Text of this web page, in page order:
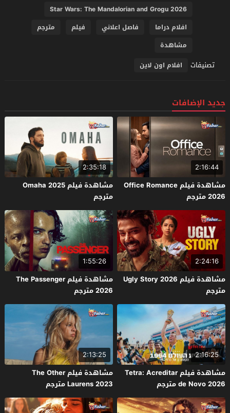
Star Wars: The Mandalorian and Grogu 2026
افلام دراما
فاصل اعلاني فيلم
مترجم
مشاهدة
تصنيفات افلام اون لاين
جديد الإضافات
2:16:44
مشاهدة فيلم Office Romance
2026 مترجم
2:35:18
مشاهدة فيلم Omaha 2025
مترجم
2:24:16
مشاهدة فيلم Ugly Story 2026
مترجم
1:55:26
مشاهدة فيلم The Passenger
2026 مترجم
2:16:25
مشاهدة فيلم Tetra: Acreditar
de Novo 2026 مترجم
2:13:25
مشاهدة فيلم The Other
Laurens 2023 مترجم